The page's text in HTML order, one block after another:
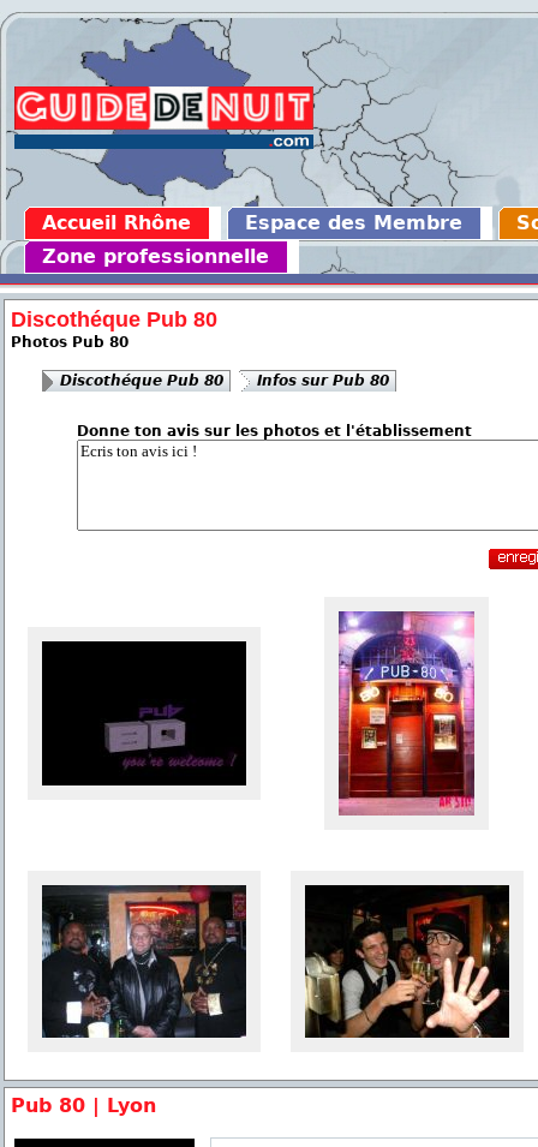
Accueil Rhône Espace des Membre
Zone professionnelle
Discothéque Pub 80
Photos Pub 80
Discothéque Pub 80 Infos sur Pub 80
Donne ton avis sur les photos et l'établissement
Pub 80 | Lyon